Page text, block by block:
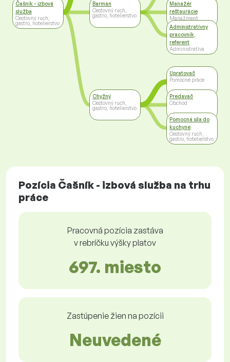
Čašník - izbová
služba
Cestovný ruch,
gastro, hotelierstvo
Barman
Cestovný ruch,
gastro, hotelierstvo
Chyžný
Cestovný ruch,
gastro, hotelierstvo
Manažér
reštaurácie
Manažment
Administratívny
pracovník,
referent
Administratíva
Upratovač
Pomocné práce
Predavač
Obchod
Pomocná sila do
kuchyne
Cestovný ruch,
gastro, hotelierstvo
Pozícia Čašník - izbová služba na trhu
práce
Pracovná pozícia zastáva
v rebríčku výšky platov
697. miesto
Zastúpenie žien na pozícii
Neuvedené